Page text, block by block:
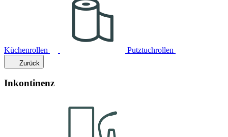
Küchenrollen Putztuchrollen
Zurück
Inkontinenz